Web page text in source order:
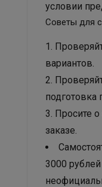
условии
Советы для
вариантов.
подготовка
Просите
заказе.
3000